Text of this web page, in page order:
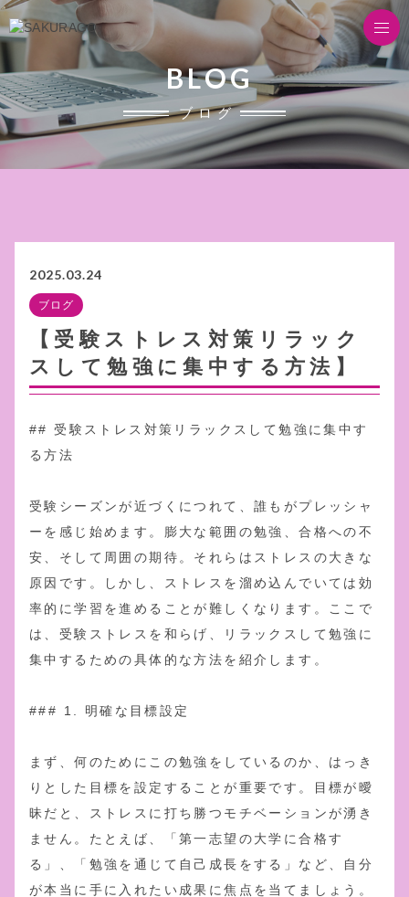
BLOG
ブログ
2025.03.24
ブログ
【受験ストレス対策リラック
スして勉強に集中する方法】
## 受験ストレス対策リラックスして勉強に集中す
る方法
受験シーズンが近づくにつれて、誰もがプレッシャ
ーを感じ始めます。膨大な範囲の勉強、合格への不
安、そして周囲の期待。それらはストレスの大きな
原因です。しかし、ストレスを溜め込んでいては効
率的に学習を進めることが難しくなります。ここで
は、受験ストレスを和らげ、リラックスして勉強に
集中するための具体的な方法を紹介します。
### 1. 明確な目標設定
まず、何のためにこの勉強をしているのか、はっき
りとした目標を設定することが重要です。目標が曖
昧だと、ストレスに打ち勝つモチベーションが湧き
ません。たとえば、「第一志望の大学に合格す
る」、「勉強を通じて自己成長をする」など、自分
が本当に手に入れたい成果に焦点を当てましょう。